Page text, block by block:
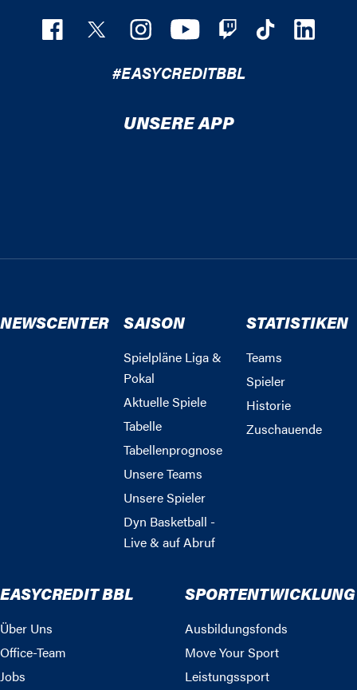
#EASYCREDITBBL
UNSERE APP
NEWSCENTER SAISON
Spielpläne Liga &
Pokal
Aktuelle Spiele
Tabelle
Tabellenprognose
Unsere Teams
Unsere Spieler
Dyn Basketball -
Live & auf Abruf
STATISTIKEN
Teams
Spieler
Historie
Zuschauende
EASYCREDIT BBL
Über Uns
Office-Team
Jobs
SPORTENTWICKLUNG
Ausbildungsfonds
Move Your Sport
Leistungssport